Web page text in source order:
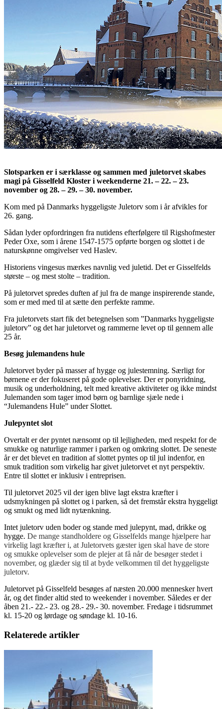
Slotsparken er i særklasse og sammen med juletorvet skabes
magi på Gisselfeld Kloster i weekenderne 21. – 22. – 23.
november og 28. – 29. – 30. november.
Kom med på Danmarks hyggeligste Juletorv som i år afvikles for
26. gang.
Sådan lyder opfordringen fra nutidens efterfølgere til Rigshofmester
Peder Oxe, som i årene 1547-1575 opførte borgen og slottet i de
naturskønne omgivelser ved Haslev.
Historiens vingesus mærkes navnlig ved juletid. Det er Gisselfelds
største – og mest stolte – tradition.
På juletorvet spredes duften af jul fra de mange inspirerende stande,
som er med med til at sætte den perfekte ramme.
Fra juletorvets start fik det betegnelsen som ”Danmarks hyggeligste
juletorv” og det har juletorvet og rammerne levet op til gennem alle
25 år.
Besøg julemandens hule
Juletorvet byder på masser af hygge og julestemning. Særligt for
børnene er der fokuseret på gode oplevelser. Der er ponyridning,
musik og underholdning, telt med kreative aktiviteter og ikke mindst
Julemanden som tager imod børn og barnlige sjæle nede i
“Julemandens Hule” under Slottet.
Julepyntet slot
Overtalt er der pyntet nænsomt op til lejligheden, med respekt for de
smukke og naturlige rammer i parken og omkring slottet. De seneste
år er det blevet en tradition af slottet pyntes op til jul indenfor, en
smuk tradition som virkelig har givet juletorvet et nyt perspektiv.
Entre til slottet er inklusiv i entreprisen.
Til juletorvet 2025 vil der igen blive lagt ekstra kræfter i
udsmykningen på slottet og i parken, så det fremstår ekstra hyggeligt
og smukt og med lidt nytænkning.
Intet juletorv uden boder og stande med julepynt, mad, drikke og
hygge. De mange standholdere og Gisselfelds mange hjælpere har
virkelig lagt kræfter i, at Juletorvets gæster igen skal have de store
og smukke oplevelser som de plejer at få når de besøger stedet i
november, og glæder sig til at byde velkommen til det hyggeligste
juletorv.
Juletorvet på Gisselfeld besøges af næsten 20.000 mennesker hvert
år, og det finder altid sted to weekender i november. Således er der
åben 21.- 22.- 23. og 28.- 29.- 30. november. Fredage i tidsrummet
kl. 15-20 og lørdage og søndage kl. 10-16.
Relaterede artikler